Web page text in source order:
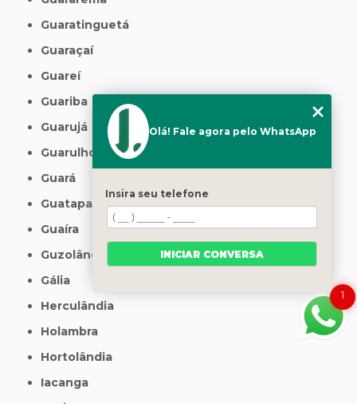
Guaratinguetá
Guaraçaí
Guareí
Guariba
Guarujá
Guarulhos
Guará
Guatapará
Guaíra
Guzolândia
Gália
Herculândia
Holambra
Hortolândia
Iacanga
1
Olá! Fale agora pelo WhatsApp
Insira seu telefone
INICIAR CONVERSA